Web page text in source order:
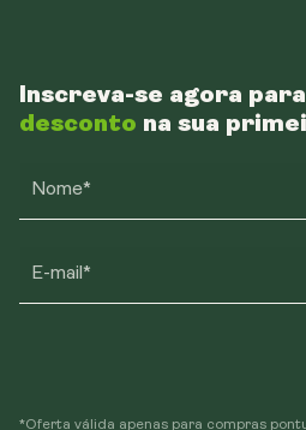
Inscreva-se agora
desconto na sua
Nome*
E-mail*
*Oferta válida apenas para compras